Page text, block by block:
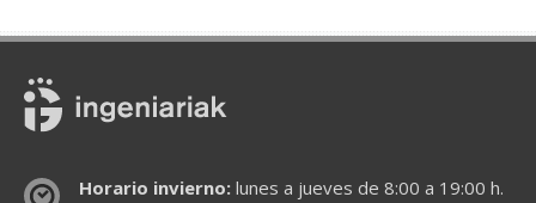
Horario invierno:lunes a jueves de 8:00 a 19:00 h.